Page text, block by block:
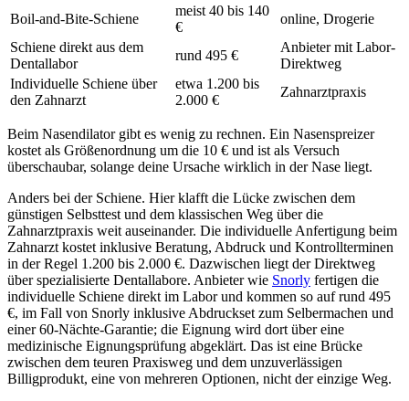
Boil-and-Bite-Schiene
meist 40 bis 140
€
online, Drogerie
Schiene direkt aus dem
Dentallabor
rund 495 €
Anbieter mit Labor-
Direktweg
Individuelle Schiene über
den Zahnarzt
etwa 1.200 bis
2.000 €
Zahnarztpraxis
Beim Nasendilator gibt es wenig zu rechnen. Ein Nasenspreizer
kostet als Größenordnung um die 10 € und ist als Versuch
überschaubar, solange deine Ursache wirklich in der Nase liegt.
Anders bei der Schiene. Hier klafft die Lücke zwischen dem
günstigen Selbsttest und dem klassischen Weg über die
Zahnarztpraxis weit auseinander. Die individuelle Anfertigung beim
Zahnarzt kostet inklusive Beratung, Abdruck und Kontrollterminen
in der Regel 1.200 bis 2.000 €. Dazwischen liegt der Direktweg
über spezialisierte Dentallabore. Anbieter wie Snorly fertigen die
individuelle Schiene direkt im Labor und kommen so auf rund 495
€, im Fall von Snorly inklusive Abdruckset zum Selbermachen und
einer 60-Nächte-Garantie; die Eignung wird dort über eine
medizinische Eignungsprüfung abgeklärt. Das ist eine Brücke
zwischen dem teuren Praxisweg und dem unzuverlässigen
Billigprodukt, eine von mehreren Optionen, nicht der einzige Weg.